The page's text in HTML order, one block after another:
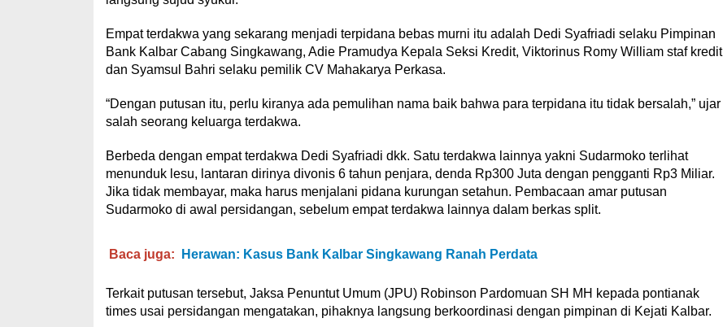
Empat terdakwa yang sekarang menjadi terpidana bebas murni itu adalah Dedi Syafriadi selaku Pimpinan
Bank Kalbar Cabang Singkawang, Adie Pramudya Kepala Seksi Kredit, Viktorinus Romy William staf kredit
dan Syamsul Bahri selaku pemilik CV Mahakarya Perkasa.
“Dengan putusan itu, perlu kiranya ada pemulihan nama baik bahwa para terpidana itu tidak bersalah,” ujar
salah seorang keluarga terdakwa.
Berbeda dengan empat terdakwa Dedi Syafriadi dkk. Satu terdakwa lainnya yakni Sudarmoko terlihat
menunduk lesu, lantaran dirinya divonis 6 tahun penjara, denda Rp300 Juta dengan pengganti Rp3 Miliar.
Jika tidak membayar, maka harus menjalani pidana kurungan setahun. Pembacaan amar putusan
Sudarmoko di awal persidangan, sebelum empat terdakwa lainnya dalam berkas split.
Baca juga: Herawan: Kasus Bank Kalbar Singkawang Ranah Perdata
Terkait putusan tersebut, Jaksa Penuntut Umum (JPU) Robinson Pardomuan SH MH kepada pontianak
times usai persidangan mengatakan, pihaknya langsung berkoordinasi dengan pimpinan di Kejati Kalbar.